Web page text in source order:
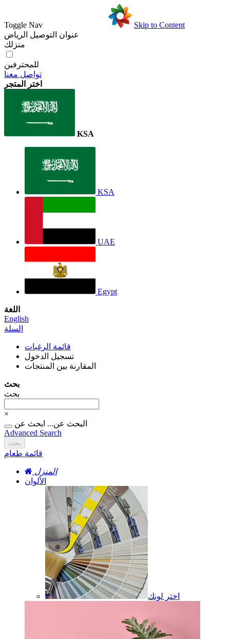
Toggle Nav
Skip to Content
عنوان التوصيل الرياض
منزلك
للمحترفين
تواصل معنا
اختر المتجر
KSA
KSA
UAE
Egypt
اللغة
English
السلة
قائمة الرغبات
تسجيل الدخول
المقارنة بين المنتجات
بحث
بحث
×
البحث عن... ابحث عن
Advanced Search
بحث
قائمة طعام
المنزل
الألوان
اختر لونك